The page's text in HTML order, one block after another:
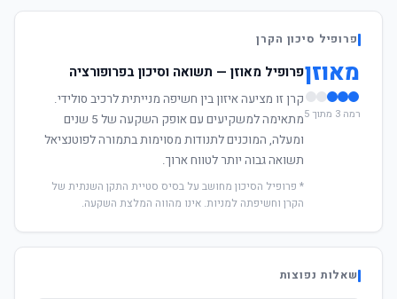
פרופיל סיכון הקרן
מאוזן
רמה 3 מתוך 5
פרופיל מאוזן — תשואה וסיכון בפרופורציה
קרן זו מציעה איזון בין חשיפה מנייתית לרכיב סולידי.
מתאימה למשקיעים עם אופק השקעה של 5 שנים
ומעלה, המוכנים לתנודות מסוימות בתמורה לפוטנציאל
תשואה גבוה יותר לטווח ארוך.
* פרופיל הסיכון מחושב על בסיס סטיית התקן השנתית של
הקרן וחשיפתה למניות. אינו מהווה המלצת השקעה.
שאלות נפוצות